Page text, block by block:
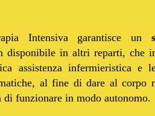
Intensiva garantisce un
disponibile in altri reparti, che
assistenza infermieristica e
al fine di dare al corpo
di funzionare in modo autonomo.